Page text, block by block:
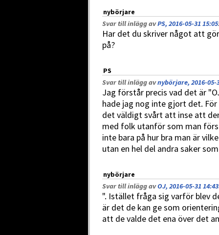
nybörjare
Svar till inlägg avPS, 2016-05-31 15:05
Har det du skriver något att
på?
PS
Svar till inlägg avnybörjare, 2016-05-
Jag förstår precis vad det är
hade jag nog inte gjort det.
det väldigt svårt att inse att
med folk utanför som man
inte bara på hur bra man är
utan en hel del andra saker
nybörjare
Svar till inlägg avOJ, 2016-05-31 14:43
". Istället fråga sig varför blev
är det de kan ge som
att de valde det ena över det